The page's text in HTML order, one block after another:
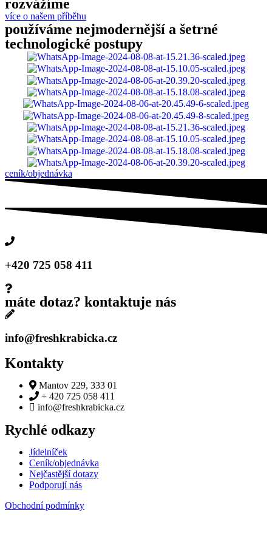
rozvážíme
více o našem příběhu
používáme nejmodernější a šetrné
technologické postupy
ceník/objednávka
+420 725 058 411
máte dotaz? kontaktuje nás
info@freshkrabicka.cz
Kontakty
Mantov 229, 333 01
+ 420 725 058 411
info@freshkrabicka.cz
Rychlé odkazy
Jídelníček
Ceník/objednávka
Nejčastější dotazy
Podporují nás
Obchodní podmínky